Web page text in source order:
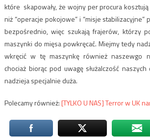
które skapowały, że wojny per procura
niż “operacje pokojowe” i “misje
bezpośrednio, więc szukają frajerów, którzy
maszynki do mięsa powkręcać. Miejmy tedy
wkręcić w tę maszynkę również naszewgo
chociaż biorąc pod uwagę służalczość
nadzieja specjalnie duża.
Polecamy również:[TYLKO U NAS] Terror w UK